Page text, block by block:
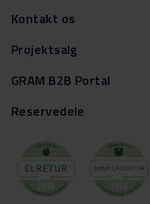
Kontakt os
Projektsalg
GRAM B2B Portal
Reservedele